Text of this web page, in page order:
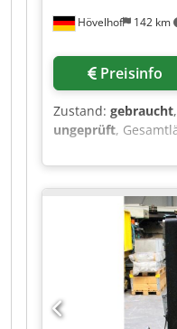
Hövelhof 142 km
Preisinfo
Zustand: gebraucht
ungeprüft,
Förderbandbreite:
mm, -KOM 1561-
erhaltender
Hochaustragung.
Maße können Sie
Bemerkung: Die
und kann unter
Scharnierband ist
Ammof